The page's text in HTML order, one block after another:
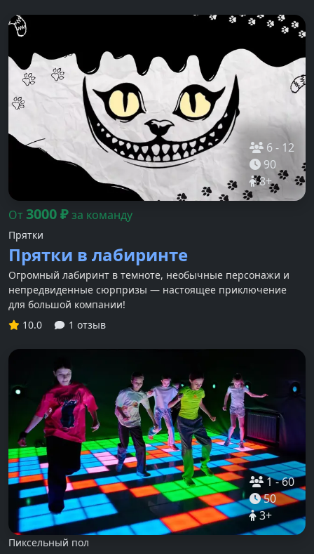
6- 12
90
8+
От3000₽за команду
Прятки
Прятки в лабиринте
Огромный лабиринт в темноте, необычные персонажи и
непредвиденные сюрпризы — настоящее приключение
для большой компании!
10.0
1 отзыв
1-60
50
3+
Пиксельный пол